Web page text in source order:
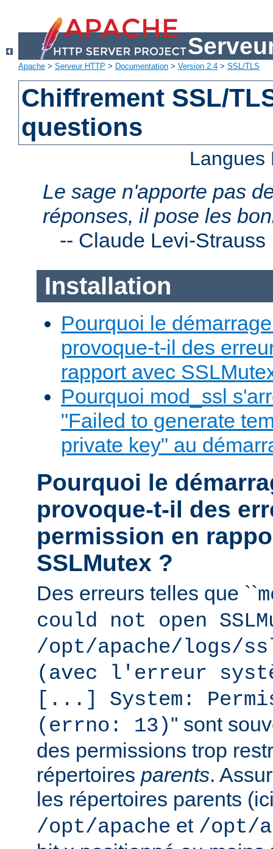
Apache > Serveur HTTP > Documentation > Version 2.4 > SSL/TLS
Chiffrement SSL/
questions
Le sage n'apporte pas
réponses, il pose les
-- Claude Levi-Strauss
Installation
Pourquoi le
provoque-t-il des
rapport avec
Pourquoi mod_ssl
"Failed to generate
private key" au
Pourquoi le
provoque-t-il des
permission en
SSLMutex ?
Des erreurs telles que ``
could not open
/opt/apache/logs/
(avec l'erreur
[...] System:
(errno: 13)'' sont
des permissions trop
répertoires parents.
les répertoires parents
/opt/apache et /opt/